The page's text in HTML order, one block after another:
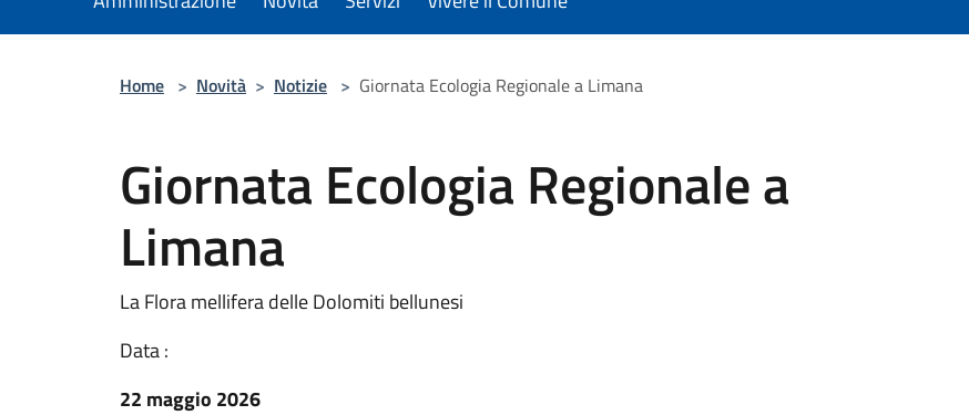
Home > Novità > Notizie > Giornata Ecologia Regionale a Limana
Giornata Ecologia Regionale a
Limana
La Flora mellifera delle Dolomiti bellunesi
Data :
22 maggio 2026